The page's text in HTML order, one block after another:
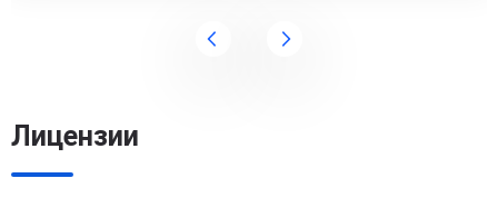
Лицензии